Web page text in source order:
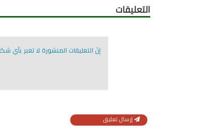
التعليقات
إنّ التعليقات المنشورة لا تعبر بأي
إرسال تعليق